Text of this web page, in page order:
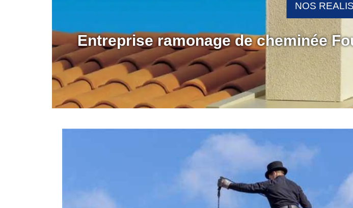
Entreprise ramonage de cheminée
NOS